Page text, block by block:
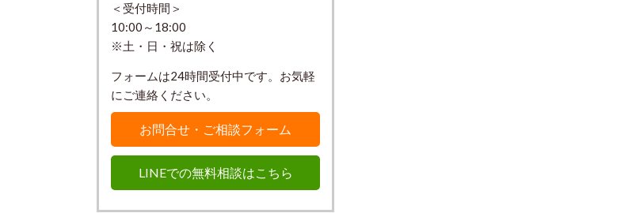
＜受付時間＞
10:00～18:00
※土・日・祝は除く
フォームは24時間受付中です。お気軽
にご連絡ください。
お問合せ・ご相談フォーム
LINEでの無料相談はこちら